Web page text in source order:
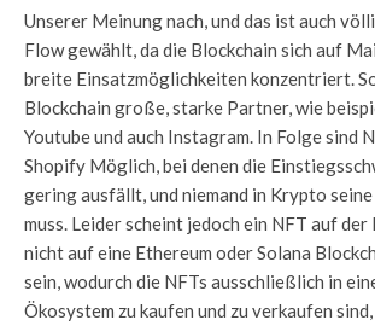
Unserer Meinung nach, und das ist auch
Flow gewählt, da die Blockchain sich auf
breite Einsatzmöglichkeiten konzentriert.
Blockchain große, starke Partner, wie
Youtube und auch Instagram. In Folge sind
Shopify Möglich, bei denen die
gering ausfällt, und niemand in Krypto seine
muss. Leider scheint jedoch ein NFT auf
nicht auf eine Ethereum oder Solana
sein, wodurch die NFTs ausschließlich in
Ökosystem zu kaufen und zu verkaufen sind,